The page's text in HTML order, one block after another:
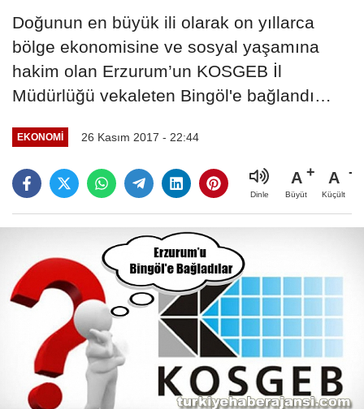
Doğunun en büyük ili olarak on yıllarca
bölge ekonomisine ve sosyal yaşamına
hakim olan Erzurum’un KOSGEB İl
Müdürlüğü vekaleten Bingöl'e bağlandı…
EKONOMI 26 Kasım 2017 - 22:44
Dinle
A
Büyüt
A
Küçült